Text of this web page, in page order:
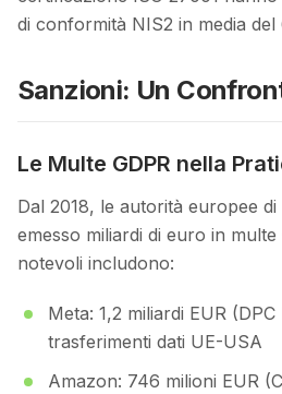
di conformità NIS2 in media del
Sanzioni: Un
Le Multe GDPR nella
Dal 2018, le autorità europee
emesso miliardi di euro in multe
notevoli includono:
Meta: 1,2 miliardi EUR
trasferimenti dati UE-USA
Amazon: 746 milioni EUR